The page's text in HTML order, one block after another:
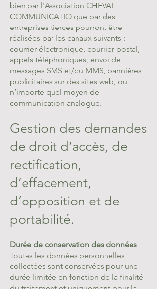
bien par l'Association CHEVAL
COMMUNICATIO que par des
entreprises tierces pourront être
réalisées par les canaux suivants :
courrier électronique, courrier postal,
appels téléphoniques, envoi de
messages SMS et/ou MMS, bannières
publicitaires sur des sites web, ou
n’importe quel moyen de
communication analogue.
Gestion des demandes
de droit d’accès, de
rectification,
d’effacement,
d’opposition et de
portabilité.
Durée de conservation des données
Toutes les données personnelles
collectées sont conservées pour une
durée limitée en fonction de la finalité